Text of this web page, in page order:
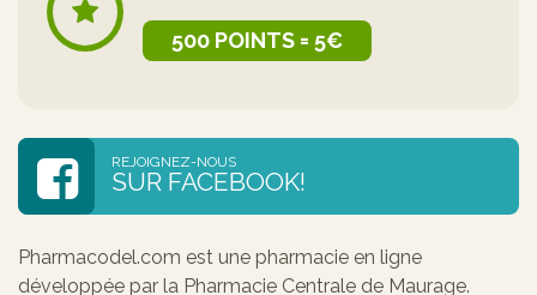
500 POINTS = 5€
REJOIGNEZ-NOUS
SUR FACEBOOK!
Pharmacodel.com est une pharmacie en ligne
développée par la Pharmacie Centrale de Maurage.